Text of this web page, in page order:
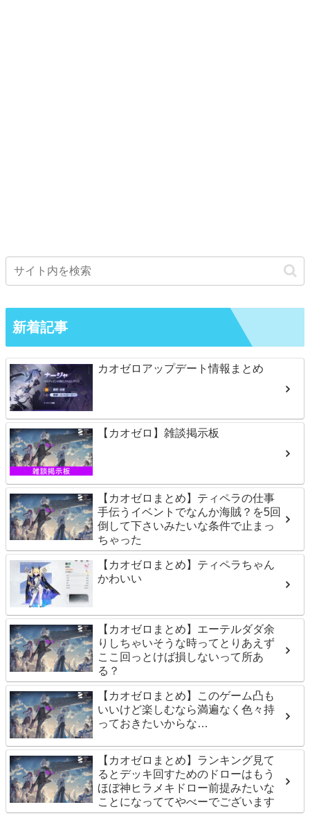
新着記事
カオゼロアップデート情報まとめ
【カオゼロ】雑談掲示板
【カオゼロまとめ】ティペラの仕事
手伝うイベントでなんか海賊？を5回
倒して下さいみたいな条件で止まっ
ちゃった
【カオゼロまとめ】ティペラちゃん
かわいい
【カオゼロまとめ】エーテルダダ余
りしちゃいそうな時ってとりあえず
ここ回っとけば損しないって所あ
る？
【カオゼロまとめ】このゲーム凸も
いいけど楽しむなら満遍なく色々持
っておきたいからな…
【カオゼロまとめ】ランキング見て
るとデッキ回すためのドローはもう
ほぼ神ヒラメキドロー前提みたいな
ことになっててやべーでございます